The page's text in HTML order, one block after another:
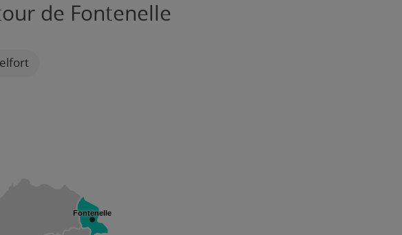
de Fontenelle
Fontenelle